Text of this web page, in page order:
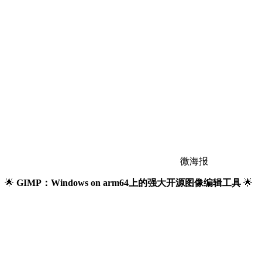
微海报
🌟 GIMP：Windows on arm64上的强大开源图像编辑工具 🌟